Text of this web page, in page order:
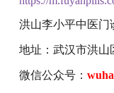
洪山李小平中医门
地址：武汉市洪山
微信公众号：